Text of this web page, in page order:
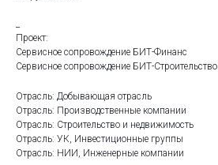
Проект:
Сервисное сопровождение БИТ-Финанс
Сервисное сопровождение БИТ-Строительство
Отрасль: Добывающая отрасль
Отрасль: Производственные компании
Отрасль: Строительство и недвижимость
Отрасль: УК, Инвестиционные группы
Отрасль: НИИ, Инженерные компании